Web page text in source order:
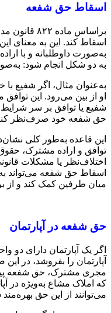
اسقاط حق شفعه
براساس
اسقاط کند. این به معنای
به‌صورت داوطلبانه و با
به دو شکل انجام شود:
به‌عنوان مثال، اگر شفیع
او از بین می‌رود. این
شفیع یا توافق بر سر
حق شفعه خود صرف‌نظر
این قاعده به‌طور کلی
توافق و اراده مشترک،
اختلاف‌نظر یا مشکلات
اسقاط حق شفعه می‌تواند
میان طرفین کمک کند و از
حق شفعه در آپارتمان
اگر یک آپارتمان دارای دو
آپارتمان را بفروشد، در
مجری مشترک، حق شفعه
که املاک مشاع به‌ویژه در
می‌توانند از این حق